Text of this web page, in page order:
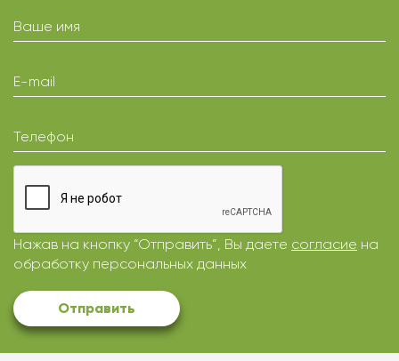
Ваше имя
E-mail
Телефон
Нажав на кнопку “Отправить”, Вы даете согласие на
обработку персональных данных
Отправить